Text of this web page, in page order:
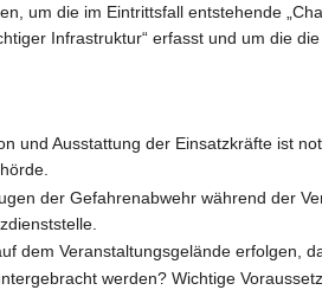
um die im Eintrittsfall entstehende
Infrastruktur“ erfasst und um die
und Ausstattung der Einsatzkräfte ist
der Gefahrenabwehr während der
dem Veranstaltungsgelände erfolgen,
werden? Wichtige